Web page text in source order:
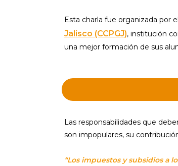
Esta charla fue organizada por el
Jalisco (CCPGJ), institución
una mejor formación de sus
Las responsabilidades que
son impopulares, su
“Los impuestos y subsidios a